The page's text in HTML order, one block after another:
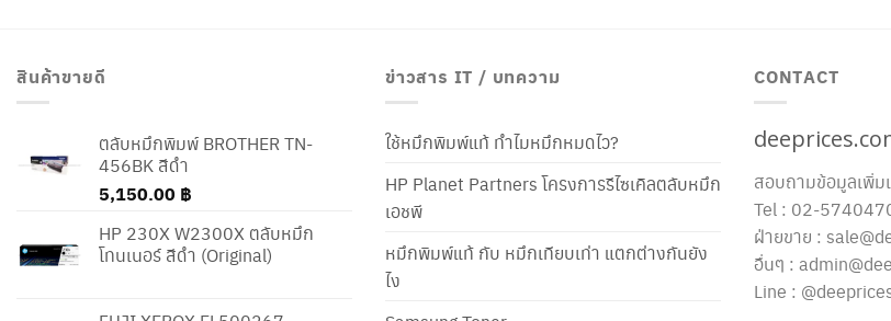
สินค้าขายดี
ตลับหมึกพิมพ์ BROTHER TN-
456BK สีดำ
5,150.00 ฿
HP 230X W2300X ตลับหมึก
โทนเนอร์ สีดำ (Original)
ข่าวสาร IT / บทความ
ใช้หมึกพิมพ์แท้ ทำไมหมึกหมดไว?
HP Planet Partners โครงการรีไซเคิลตลับหมึก
เอชพี
หมึกพิมพ์แท้ กับ หมึกเทียบเท่า แตกต่างกันยัง
ไง
CONTACT
สอบถามข้อมูลเพิ่ม
Tel : 02-
ฝ่ายขาย :
อื่นๆ :
Line :